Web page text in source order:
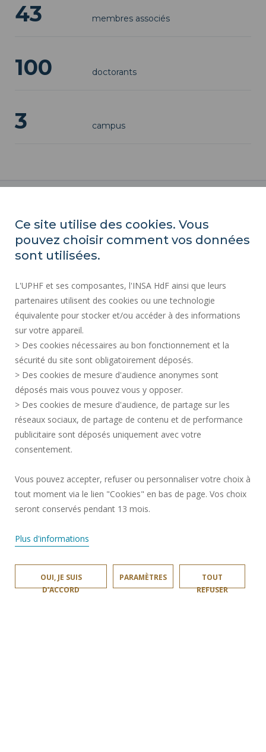
43 membres associés
100 doctorants
3 campus
Les Tertiales
Rue des Cent Têtes
59313 VALENCIENNES CEDEX 9
Plan d'accès
MARCHÉS PUBLICS
ESPACE PRESSE
PLAN DU SITE
GESTION DES COOKIES
Ce site utilise des cookies. Vous
pouvez choisir comment vos données
sont utilisées.
L'UPHF et ses composantes, l'INSA HdF ainsi que leurs
partenaires utilisent des cookies ou une technologie
équivalente pour stocker et/ou accéder à des informations
sur votre appareil.
> Des cookies nécessaires au bon fonctionnement et la
sécurité du site sont obligatoirement déposés.
> Des cookies de mesure d'audience anonymes sont
déposés mais vous pouvez vous y opposer.
> Des cookies de mesure d'audience, de partage sur les
réseaux sociaux, de partage de contenu et de performance
publicitaire sont déposés uniquement avec votre
consentement.
Vous pouvez accepter, refuser ou personnaliser votre choix à
tout moment via le lien "Cookies" en bas de page. Vos choix
seront conservés pendant 13 mois.
Plus d'informations
OUI, JE SUIS
D'ACCORD
PARAMÈTRES
TOUT
REFUSER